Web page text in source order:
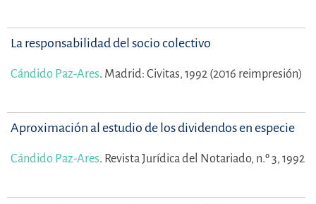
La responsabilidad del socio colectivo
Cándido Paz-Ares. Madrid: Civitas, 1992 (2016 reimpresión)
Aproximación al estudio de los dividendos en especie
Cándido Paz-Ares. Revista Jurídica del Notariado, n.º 3, 1992